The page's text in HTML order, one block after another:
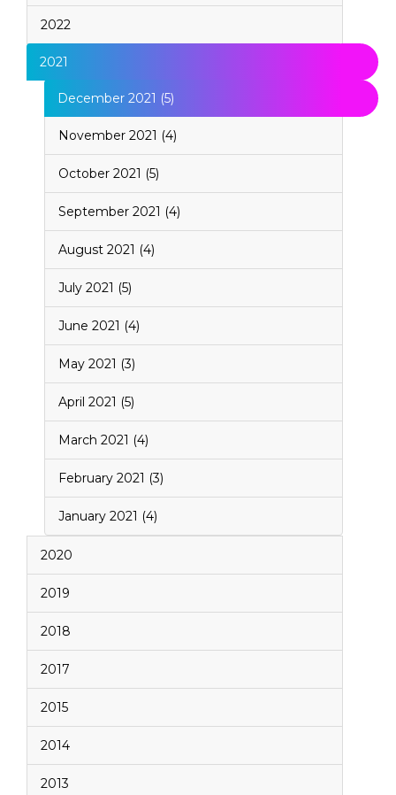
2022
2021
December 2021 (5)
November 2021 (4)
October 2021 (5)
September 2021 (4)
August 2021 (4)
July 2021 (5)
June 2021 (4)
May 2021 (3)
April 2021 (5)
March 2021 (4)
February 2021 (3)
January 2021 (4)
2020
2019
2018
2017
2015
2014
2013